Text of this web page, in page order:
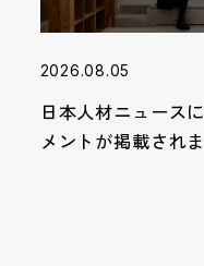
2026.08.05
日本人材ニュース
メントが掲載され